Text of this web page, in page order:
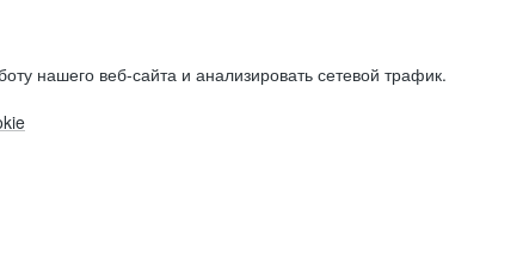
нашего веб-сайта и анализировать сетевой трафик.